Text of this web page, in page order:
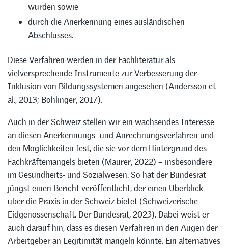
wurden sowie
durch die Anerkennung eines ausländischen
Abschlusses.
Diese Verfahren werden in der Fachliteratur als
vielversprechende Instrumente zur Verbesserung der
Inklusion von Bildungssystemen angesehen (Andersson et
al., 2013; Bohlinger, 2017).
Auch in der Schweiz stellen wir ein wachsendes Interesse
an diesen Anerkennungs- und Anrechnungsverfahren und
den Möglichkeiten fest, die sie vor dem Hintergrund des
Fachkräftemangels bieten (Maurer, 2022) – insbesondere
im Gesundheits- und Sozialwesen. So hat der Bundesrat
jüngst einen Bericht veröffentlicht, der einen Überblick
über die Praxis in der Schweiz bietet (Schweizerische
Eidgenossenschaft. Der Bundesrat, 2023). Dabei weist er
auch darauf hin, dass es diesen Verfahren in den Augen der
Arbeitgeber an Legitimität mangeln könnte. Ein alternatives